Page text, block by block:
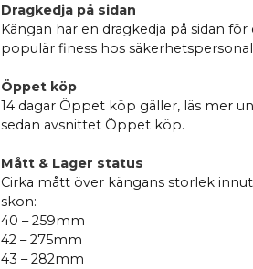
Dragkedja på sidan
Kängan har en dragkedja på sidan
populär finess hos
Öppet köp
14 dagar Öppet köp gäller, läs mer
sedan avsnittet Öppet köp.
Mått & Lager status
Cirka mått över kängans storlek
skon:
40 – 259mm
42 – 275mm
43 – 282mm